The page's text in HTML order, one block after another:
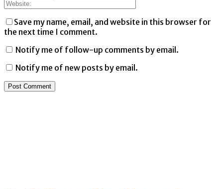
Save my name, email, and website in this browser for
the next time I comment.
Notify me of follow-up comments by email.
Notify me of new posts by email.